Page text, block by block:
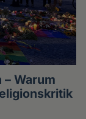
Warum